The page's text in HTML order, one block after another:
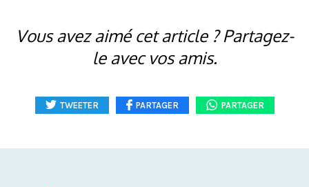
Vous avez aimé cet article ? Partagez-
le avec vos amis.
TWEETER PARTAGER PARTAGER